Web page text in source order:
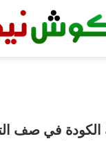
في صف